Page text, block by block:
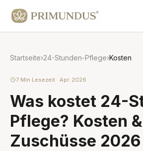
Startseite›24-Stunden-Pflege›Kosten
7 Min Lesezeit · Apr. 2026
Was kostet 24-
Pflege? Kosten &
Zuschüsse 2026